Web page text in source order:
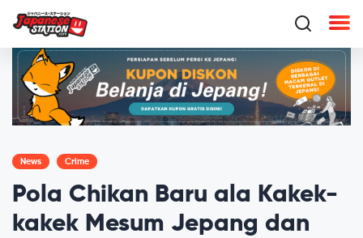
News Crime
Pola Chikan Baru ala Kakek-
kakek Mesum Jepang dan